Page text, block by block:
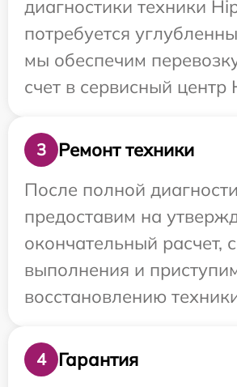
диагностики техники
потребуется
мы обеспечим
счет в сервисный центр
3
Ремонт техники
После полной
предоставим на
окончательный расчет,
выполнения и
восстановлению
4
Гарантия